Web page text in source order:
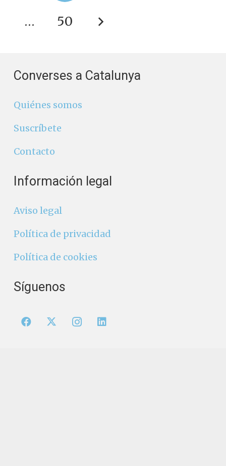
… 50
Converses a Catalunya
Quiénes somos
Suscríbete
Contacto
Información legal
Aviso legal
Política de privacidad
Política de cookies
Síguenos